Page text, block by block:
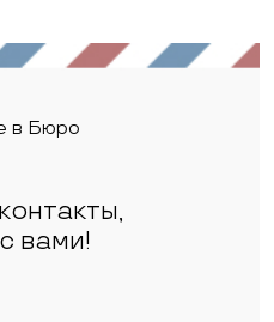
в Бюро
вами!